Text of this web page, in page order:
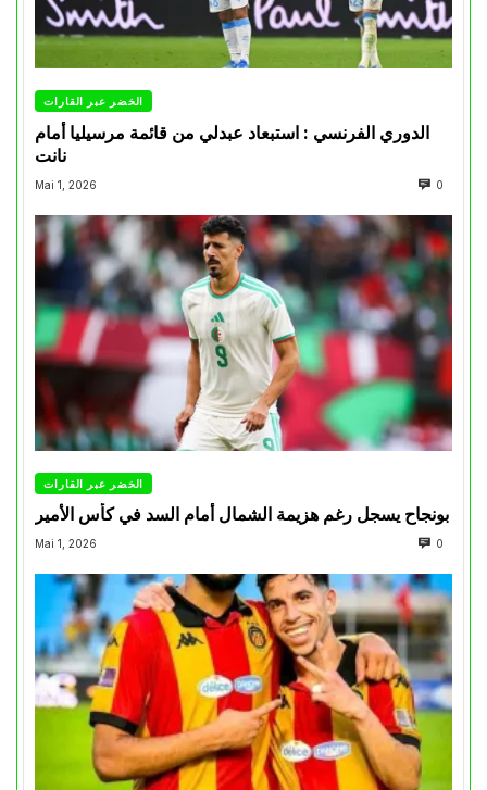
الخضر عبر القارات
الدوري الفرنسي : استبعاد عبدلي من قائمة مرسيليا أمام
نانت
Mai 1, 2026 0
الخضر عبر القارات
بونجاح يسجل رغم هزيمة الشمال أمام السد في كأس الأمير
Mai 1, 2026 0